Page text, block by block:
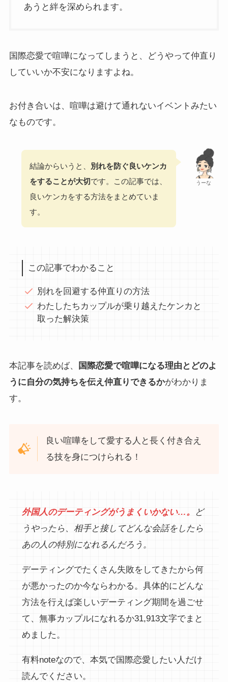
あうと絆を深められます。
国際恋愛で喧嘩になってしまうと、どうやって仲直り
していいか不安になりますよね。
お付き合いは、喧嘩は避けて通れないイベントみたい
なものです。
うーな
結論からいうと、 別れを防ぐ良いケンカ
をすることが大切です。この記事では、
良いケンカをする方法をまとめていま
す。
この記事でわかること
別れを回避する仲直りの方法
わたしたちカップルが乗り越えたケンカと
取った解決策
本記事を読めば、
国際恋愛で喧嘩になる理由とどのよ
うに自分の気持ちを伝え仲直りできるかがわかりま
す。
良い喧嘩をして愛する人と長く付き合え
る技を身につけられる！
外国人のデーティングがうまくいかない…。
ど
うやったら、相手と接してどんな会話をしたら
あの人の特別になれるんだろう。
デーティングでたくさん失敗をしてきたから何
が悪かったのか今ならわかる。具体的にどんな
方法を行えば楽しいデーティング期間を過ごせ
て、無事カップルになれるか31,913文字でまと
めました。
有料noteなので、本気で国際恋愛したい人だけ
読んでください。